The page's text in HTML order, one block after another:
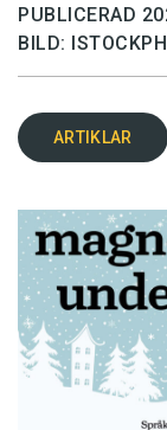
PUBLICERAD
BILD:
ARTIKLAR